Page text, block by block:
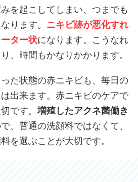
を起こしてしまい、つまでも
ります。 ニキビ跡が悪化すれ
ター状になります。こうなれ
、時間もかなりかかります。
た状態の赤ニキビも、毎日の
出来ます。赤ニキビのケアで
です。 増殖したアクネ菌働き
、普通の洗顔料ではなくて、
を選ぶことが大切です。